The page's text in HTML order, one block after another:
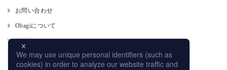
お問い合わせ
Obagiについて
肌測定
使い方